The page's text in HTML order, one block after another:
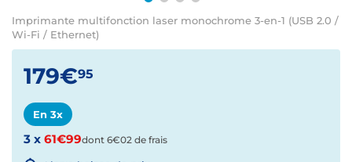
Imprimante multifonction laser monochrome 3-en-1 (USB 2.0 /
Wi-Fi / Ethernet)
179€95
En 3x
3 x 61€99dont 6€02 de frais